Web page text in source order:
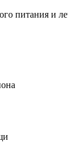
питания